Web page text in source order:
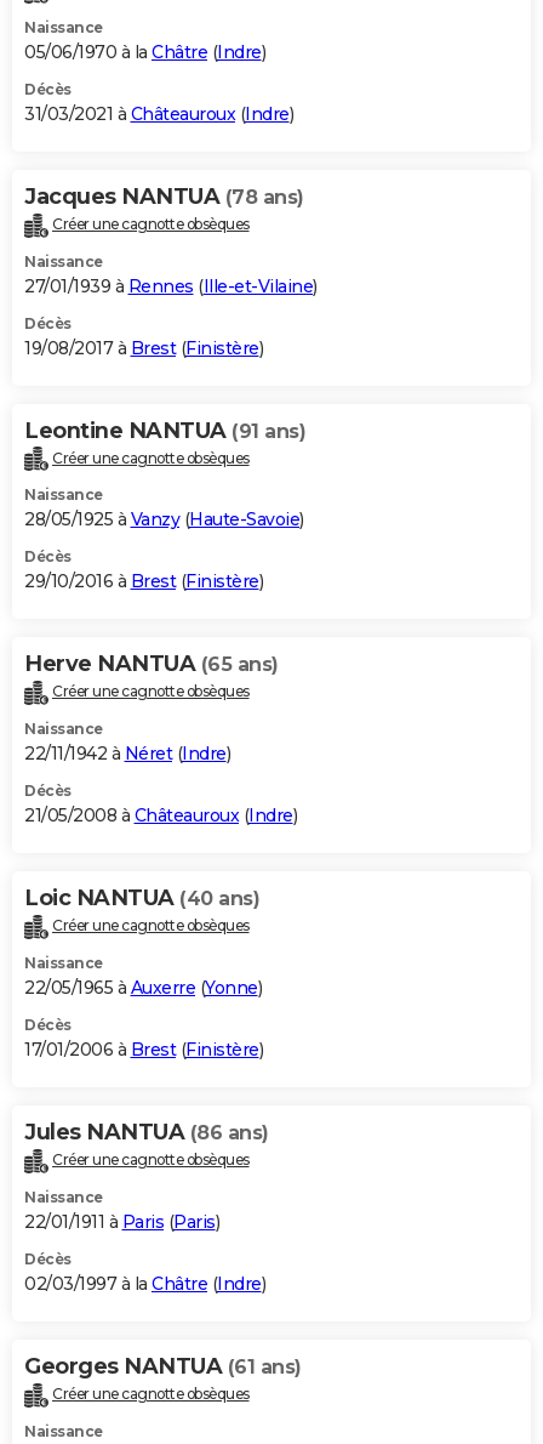
Naissance
05/06/1970 à la Châtre (Indre)
Décès
31/03/2021 à Châteauroux(Indre)
Jacques NANTUA (78 ans)
Créer une cagnotte obsèques
Naissance
27/01/1939 à Rennes (Ille-et-Vilaine)
Décès
19/08/2017 à Brest(Finistère)
Leontine NANTUA (91 ans)
Créer une cagnotte obsèques
Naissance
28/05/1925 à Vanzy(Haute-Savoie)
Décès
29/10/2016 à Brest(Finistère)
Herve NANTUA (65 ans)
Créer une cagnotte obsèques
Naissance
22/11/1942 à Néret(Indre)
Décès
21/05/2008 à Châteauroux(Indre)
Loic NANTUA (40 ans)
Créer une cagnotte obsèques
Naissance
22/05/1965 à Auxerre (Yonne)
Décès
17/01/2006 à Brest(Finistère)
Jules NANTUA (86 ans)
Créer une cagnotte obsèques
Naissance
22/01/1911 à Paris (Paris)
Décès
02/03/1997 à la Châtre (Indre)
Georges NANTUA (61 ans)
Créer une cagnotte obsèques
Naissance